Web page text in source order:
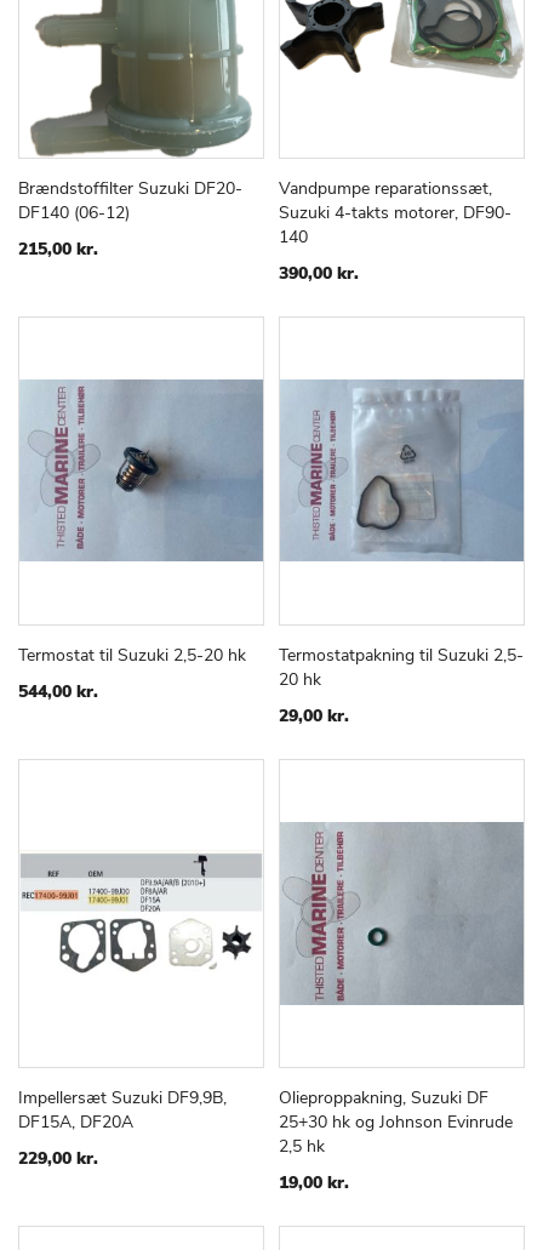
Læg i kurv
TILFØJ
SAMMENLIGN
Brændstoffilter Suzuki DF20-
DF140 (06-12)
215,00 kr.
Læg i kurv
TILFØJ
TIL
Vandpumpe reparationssæt,
Suzuki 4-takts motorer, DF90-
140
390,00 kr.
Læg i kurv
TILFØJSAMMENLIGN
Termostat til Suzuki 2,5-20 hk
544,00 kr.
Læg i kurv
TILFØJ
Termostatpakning til Suzuki 2,5-
20 hk
29,00 kr.
Læg i kurv
TILFØJSAMMENLIGN
Impellersæt Suzuki DF9,9B,
DF15A, DF20A
229,00 kr.
Læg i kurv
TILFØJ
TIL
Olieproppakning, Suzuki DF
25+30 hk og Johnson Evinrude
2,5 hk
19,00 kr.